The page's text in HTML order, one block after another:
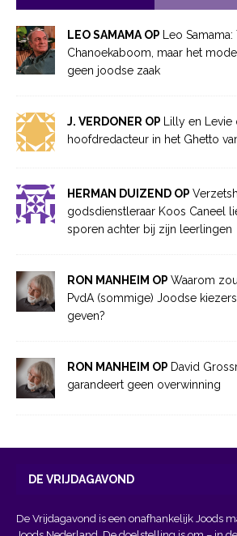
LEO SAMAMA OP
Leo
Chanoekaboom, maar het
geen joodse zaak
J. VERDONER OP
Lilly en
hoofdredacteur in het Ghetto
HERMAN DUIZEND OP
godsdienstleraar Koos Caneel
sporen achter bij zijn leerlingen
RON MANHEIM OP Waarom
PvdA (sommige) Joodse
geven?
RON MANHEIM OP David
garandeert geen overwinning
DE VRIJDAGAVOND
De Vrijdagavond is een onafhankelijk Joods